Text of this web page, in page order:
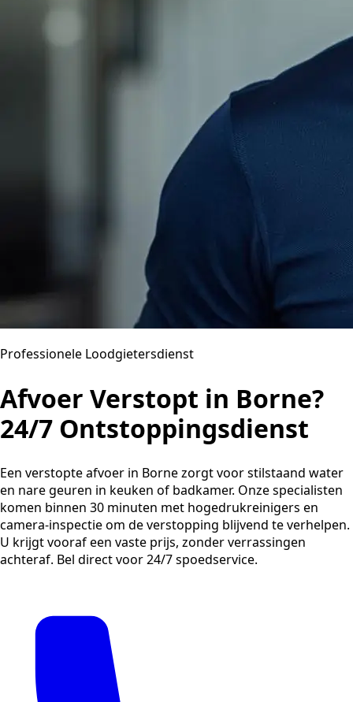
Professionele Loodgietersdienst
Afvoer Verstopt in Borne?
24/7 Ontstoppingsdienst
Een verstopte afvoer in Borne zorgt voor stilstaand water
en nare geuren in keuken of badkamer. Onze specialisten
komen binnen 30 minuten met hogedrukreinigers en
camera-inspectie om de verstopping blijvend te verhelpen.
U krijgt vooraf een vaste prijs, zonder verrassingen
achteraf. Bel direct voor 24/7 spoedservice.